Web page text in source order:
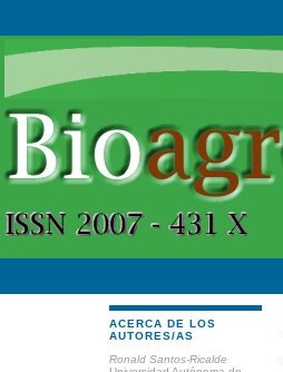
ACERCA DE LOS
AUTORES/AS
Ronald Santos-Ricalde